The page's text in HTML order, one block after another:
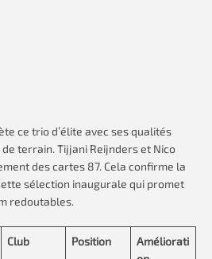
ce trio d’élite avec ses qualités
terrain. Tijjani Reijnders et Nico
des cartes 87. Cela confirme la
sélection inaugurale qui promet
redoutables.
Club Position
Améliorati